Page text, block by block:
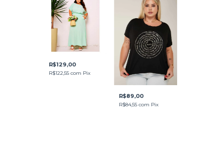
R$129,00
R$122,55com Pix
R$89,00
R$84,55com Pix